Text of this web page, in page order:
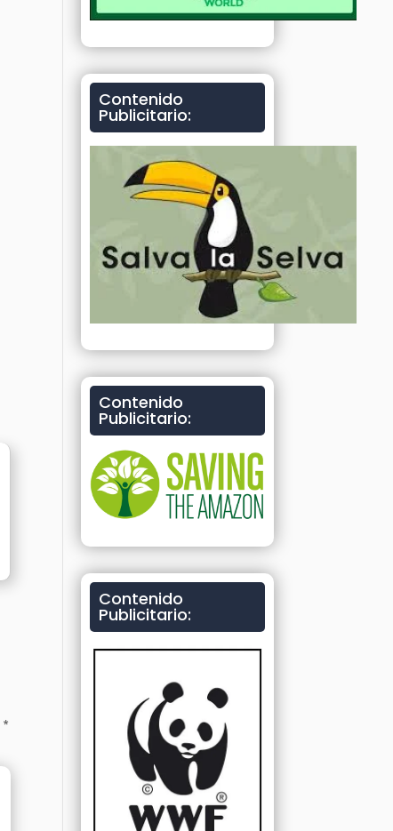
*
Contenido
Publicitario:
Contenido
Publicitario:
Contenido
Publicitario: